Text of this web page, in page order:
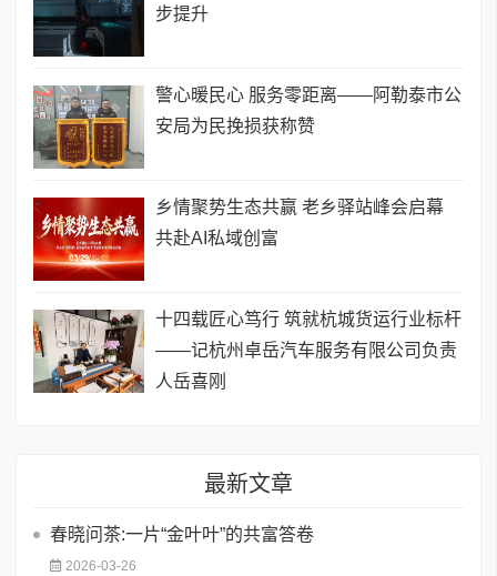
步提升
​警心暖民心 服务零距离——阿勒泰市公
安局为民挽损获称赞
乡情聚势生态共赢 老乡驿站峰会启幕
共赴AI私域创富
十四载匠心笃行 筑就杭城货运行业标杆
——记杭州卓岳汽车服务有限公司负责
人岳喜刚
最新文章
春晓问茶:一片“金叶叶”的共富答卷
2026-03-26